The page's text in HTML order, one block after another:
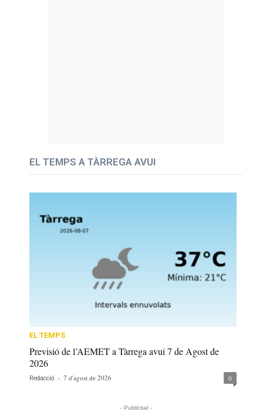
EL TEMPS A TÀRREGA AVUI
EL TEMPS
Previsió de l’AEMET a Tàrrega avui 7 de Agost de
2026
Redacció - 7 d'agost de 2026 0
- Publicitat -